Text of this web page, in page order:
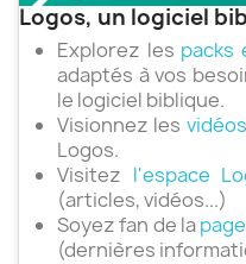
Logos, un logiciel
Explorez les packs
adaptés à vos
le logiciel biblique.
Visionnez les
Logos.
Visitez l'espace
(articles, vidéos...)
Soyez fan de la
(dernières